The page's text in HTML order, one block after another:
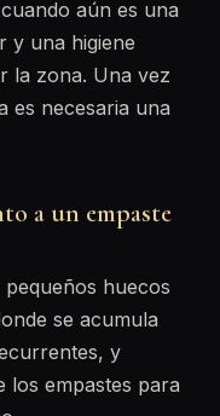
aún es una
y una higiene
la zona. Una vez
es necesaria una
a un empaste
huecos
se acumula
y
los empastes para